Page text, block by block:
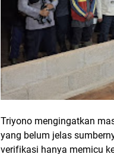
Triyono mengingatkan
yang belum jelas
verifikasi hanya memicu